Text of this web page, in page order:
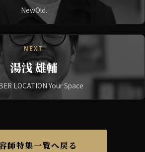
NewOld.
NEXT
湯浅 雄輔
LOCATION Your Space
師特集一覧へ戻る